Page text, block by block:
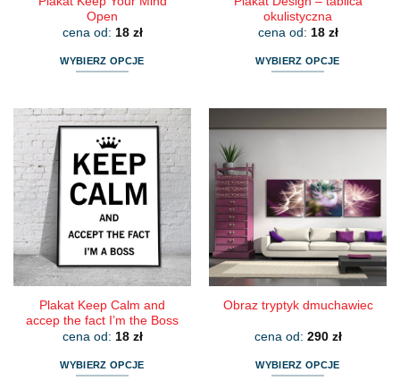
Open
cena od: 18 zł
WYBIERZ OPCJE
ma
wiele
wariantów.
Opcje
można
wybrać
na
stronie
produktu
okulistyczna
cena od: 18 zł
WYBIERZ OPCJE
Opcje
można
wybrać
na
stronie
produktu
Plakat Keep Calm and
accep the fact I’m the Boss
cena od: 18 zł
WYBIERZ OPCJE
Obraz tryptyk dmuchawiec
cena od: 290 zł
WYBIERZ OPCJE